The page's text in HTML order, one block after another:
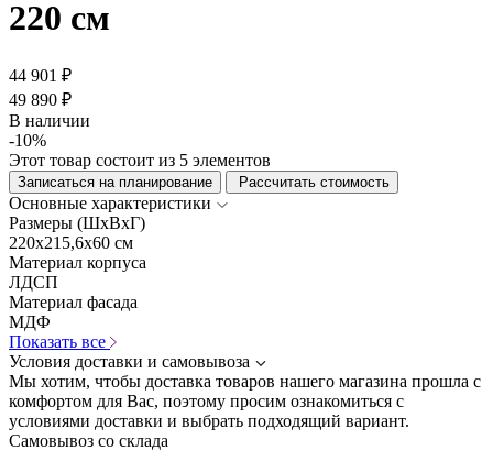
220 см
44 901 ₽
49 890 ₽
В наличии
-10%
Этот товар состоит из 5 элементов
Записаться на планирование Рассчитать стоимость
Основные характеристики
Размеры (ШхВхГ)
220x215,6x60 см
Материал корпуса
ЛДСП
Материал фасада
МДФ
Показать все
Условия доставки и самовывоза
Мы хотим, чтобы доставка товаров нашего магазина прошла с
комфортом для Вас, поэтому просим ознакомиться с
условиями доставки и выбрать подходящий вариант.
Самовывоз со склада